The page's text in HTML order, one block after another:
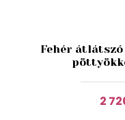
Fehér
2